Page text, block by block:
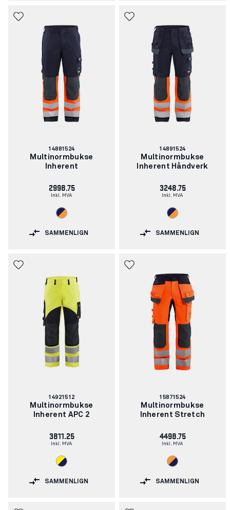
Artikkelnummer:
14881524
Multinormbukse
Inherent
2998.75
Inkl. MVA
SAMMENLIGN
Artikkelnummer:
14891524
Multinormbukse
Inherent Håndverk
3248.75
Inkl. MVA
SAMMENLIGN
Artikkelnummer:
14921512
Multinormbukse
Inherent APC 2
3811.25
Inkl. MVA
SAMMENLIGN
Artikkelnummer:
15871524
Multinormbukse
Inherent Stretch
4498.75
Inkl. MVA
SAMMENLIGN